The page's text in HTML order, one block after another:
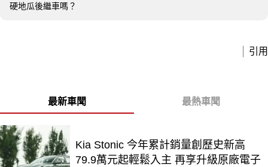
硬地瓜後繼車嗎？
引用
最新車聞 最熱車聞
Kia Stonic 今年累計銷量創歷史新高
79.9萬元起輕鬆入主 再享升級原廠電子